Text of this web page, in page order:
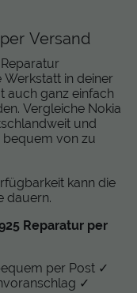
Versand
Werkstatt in deiner
auch ganz einfach
Vergleiche Nokia
und
bequem von zu
kann die
dauern.
Reparatur per
per Post ✓
✓